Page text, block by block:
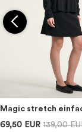
Magic stretch
69,50 EUR 139,00